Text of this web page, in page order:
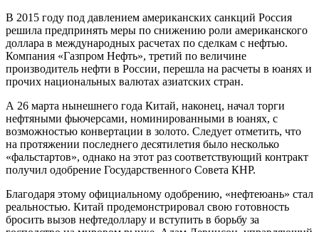
В 2015 году под давлением американских санкций Россия
решила предпринять меры по снижению роли американского
доллара в международных расчетах по сделкам с нефтью.
Компания «Газпром Нефть», третий по величине
производитель нефти в России, перешла на расчеты в юанях и
прочих национальных валютах азиатских стран.
А 26 марта нынешнего года Китай, наконец, начал торги
нефтяными фьючерсами, номинированными в юанях, с
возможностью конвертации в золото. Следует отметить, что
на протяжении последнего десятилетия было несколько
«фальстартов», однако на этот раз соответствующий контракт
получил одобрение Государственного Совета КНР.
Благодаря этому официальному одобрению, «нефтеюань» стал
реальностью. Китай продемонстрировал свою готовность
бросить вызов нефтедоллару и вступить в борьбу за